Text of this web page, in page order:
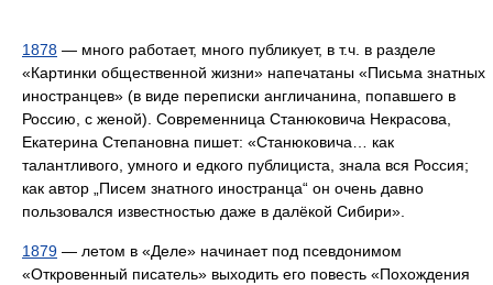
1878 — много работает, много публикует, в т.ч. в разделе
«Картинки общественной жизни» напечатаны «Письма знатных
иностранцев» (в виде переписки англичанина, попавшего в
Россию, с женой). Современница Станюковича Некрасова,
Екатерина Степановна пишет: «Станюковича… как
талантливого, умного и едкого публициста, знала вся Россия;
как автор „Писем знатного иностранца“ он очень давно
пользовался известностью даже в далёкой Сибири».
1879 — летом в «Деле» начинает под псевдонимом
«Откровенный писатель» выходить его повесть «Похождения